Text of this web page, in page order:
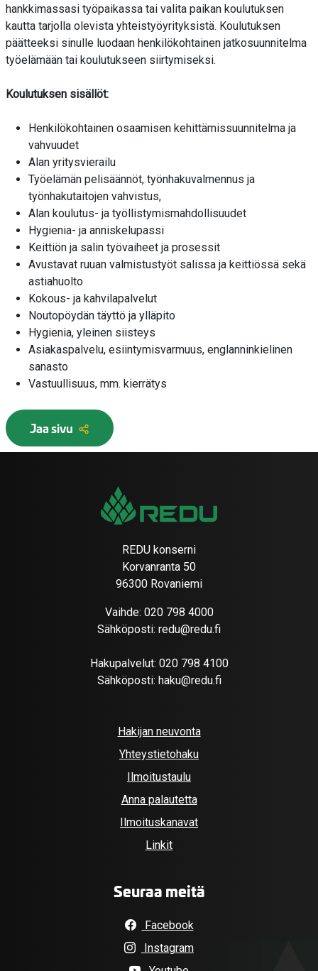
hankkimassasi työpaikassa tai valita paikan koulutuksen
kautta tarjolla olevista yhteistyöyrityksistä. Koulutuksen
päätteeksi sinulle luodaan henkilökohtainen jatkosuunnitelma
työelämään tai koulutukseen siirtymiseksi.
Koulutuksen sisällöt:
Henkilökohtainen osaamisen kehittämissuunnitelma ja
vahvuudet
Alan yritysvierailu
Työelämän pelisäännöt, työnhakuvalmennus ja
työnhakutaitojen vahvistus,
Alan koulutus- ja työllistymismahdollisuudet
Hygienia- ja anniskelupassi
Keittiön ja salin työvaiheet ja prosessit
Avustavat ruuan valmistustyöt salissa ja keittiössä sekä
astiahuolto
Kokous- ja kahvilapalvelut
Noutopöydän täyttö ja ylläpito
Hygienia, yleinen siisteys
Asiakaspalvelu, esiintymisvarmuus, englanninkielinen
sanasto
Vastuullisuus, mm. kierrätys
Jaa sivu
REDU konserni
Korvanranta 50
96300 Rovaniemi
Vaihde: 020 798 4000
Sähköposti: redu@redu.fi
Hakupalvelut: 020 798 4100
Sähköposti: haku@redu.fi
Hakijan neuvonta
Yhteystietohaku
Ilmoitustaulu
Anna palautetta
Ilmoituskanavat
Linkit
Seuraa meitä
Facebook
Instagram